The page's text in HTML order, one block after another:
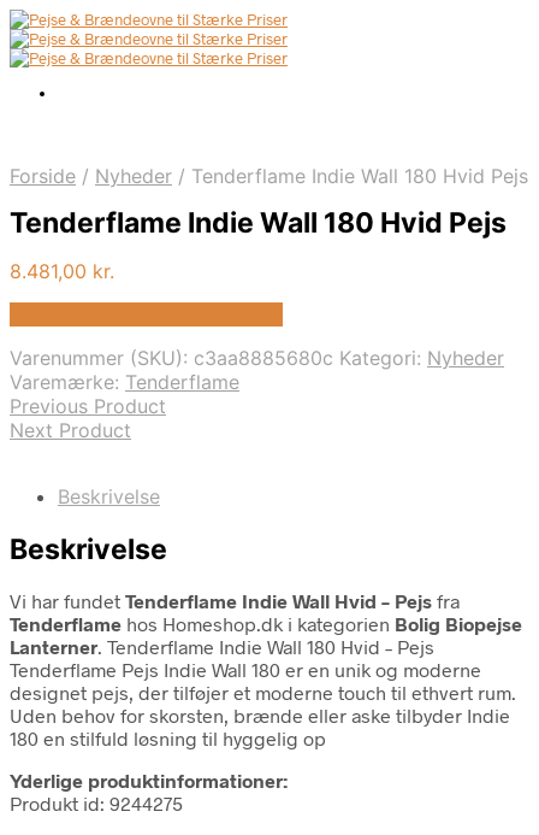
Forside / Nyheder / Tenderflame Indie Wall 180 Hvid Pejs
Tenderflame Indie Wall 180 Hvid Pejs
8.481,00 kr.
Varenummer (SKU): c3aa8885680c Kategori: Nyheder
Varemærke: Tenderflame
Previous Product
Next Product
Beskrivelse
Beskrivelse
Vi har fundet Tenderflame Indie Wall Hvid – Pejs fra
Tenderflame hos Homeshop.dk i kategorien Bolig Biopejse
Lanterner. Tenderflame Indie Wall 180 Hvid – Pejs
Tenderflame Pejs Indie Wall 180 er en unik og moderne
designet pejs, der tilføjer et moderne touch til ethvert rum.
Uden behov for skorsten, brænde eller aske tilbyder Indie
180 en stilfuld løsning til hyggelig op
Yderlige produktinformationer:
Produkt id: 9244275